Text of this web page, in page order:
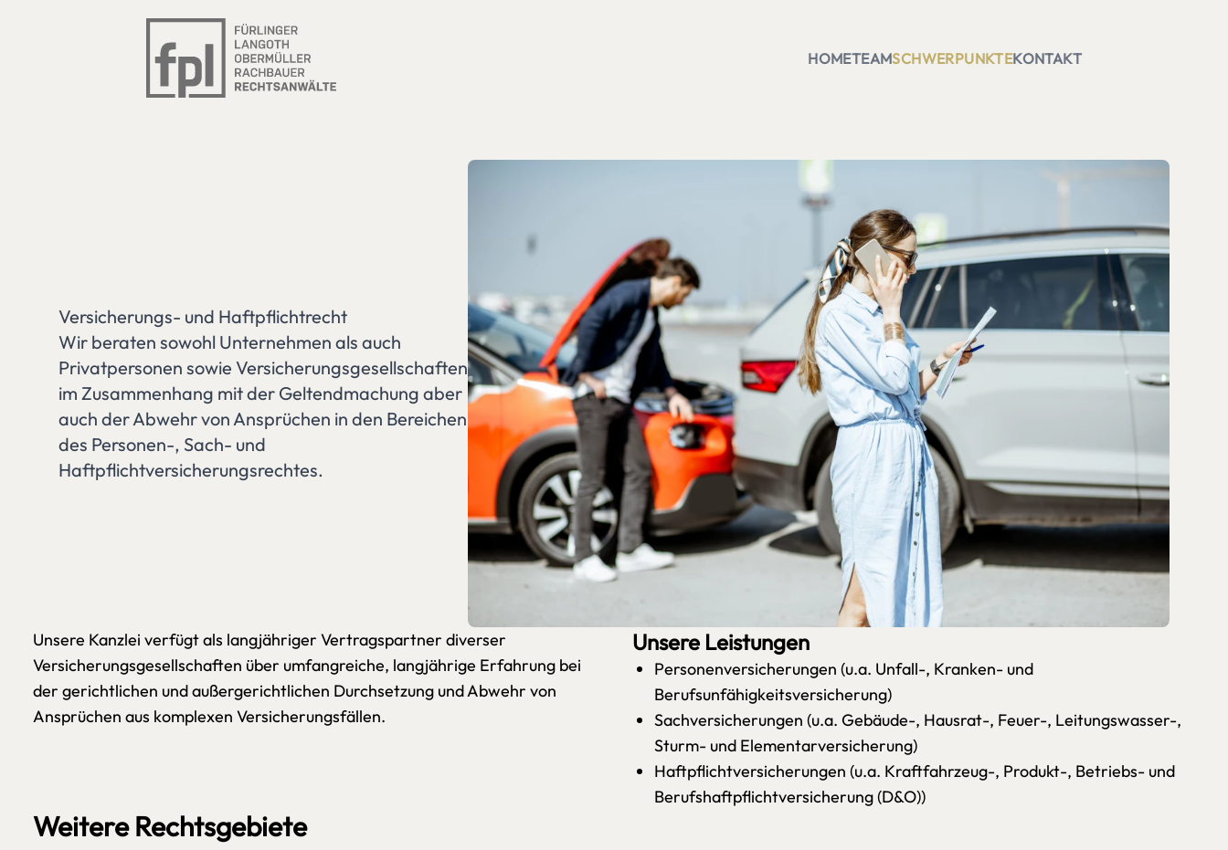
HOMETEAMSCHWERPUNKTEKONTAKT
Versicherungs- und Haftpflichtrecht
Wir beraten sowohl Unternehmen als auch
Privatpersonen sowie Versicherungsgesellschaften
im Zusammenhang mit der Geltendmachung aber
auch der Abwehr von Ansprüchen in den Bereichen
des Personen-, Sach- und
Haftpflichtversicherungsrechtes.
Unsere Kanzlei verfügt als langjähriger Vertragspartner diverser
Versicherungsgesellschaften über umfangreiche, langjährige Erfahrung bei
der gerichtlichen und außergerichtlichen Durchsetzung und Abwehr von
Ansprüchen aus komplexen Versicherungsfällen.
Unsere Leistungen
Personenversicherungen (u.a. Unfall-, Kranken- und
Berufsunfähigkeitsversicherung)
Sachversicherungen (u.a. Gebäude-, Hausrat-, Feuer-, Leitungswasser-,
Sturm- und Elementarversicherung)
Haftpflichtversicherungen (u.a. Kraftfahrzeug-, Produkt-, Betriebs- und
Berufshaftpflichtversicherung (D&O))
Weitere Rechtsgebiete